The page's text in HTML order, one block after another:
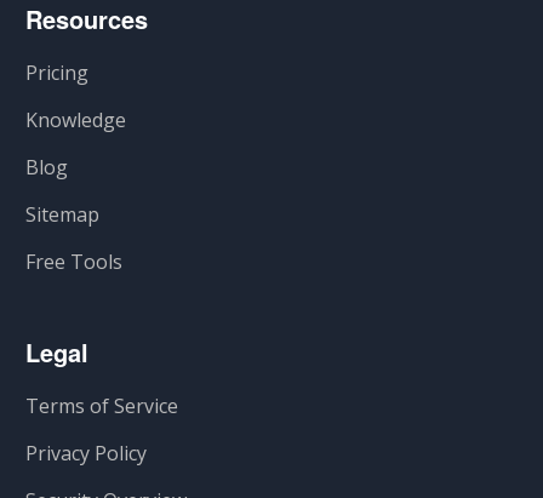
Resources
Pricing
Knowledge
Blog
Sitemap
Free Tools
Legal
Terms of Service
Privacy Policy